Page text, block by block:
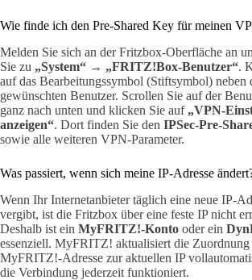
Wie finde ich den Pre-Shared Key für meinen
Melden Sie sich an der Fritzbox-Oberfläche an
Sie zu „System“ → „FRITZ!Box-Benutzer“.
auf das Bearbeitungssymbol (Stiftsymbol) neben
gewünschten Benutzer. Scrollen Sie auf der
ganz nach unten und klicken Sie auf „VPN-
anzeigen“. Dort finden Sie den IPSec-Pre-
sowie alle weiteren VPN-Parameter.
Was passiert, wenn sich meine IP-Adresse
Wenn Ihr Internetanbieter täglich eine neue IP-
vergibt, ist die Fritzbox über eine feste IP nicht
Deshalb ist ein MyFRITZ!-Konto oder ein
essenziell. MyFRITZ! aktualisiert die
MyFRITZ!-Adresse zur aktuellen IP
die Verbindung jederzeit funktioniert.